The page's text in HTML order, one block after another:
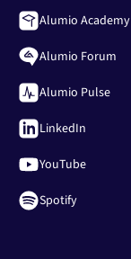
Alumio Academy
Alumio Forum
Alumio Pulse
LinkedIn
YouTube
Spotify